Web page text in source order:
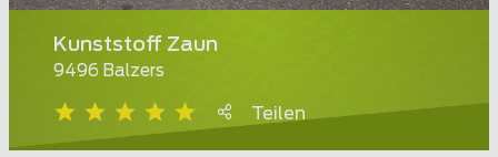
Kunststoff Zaun
9496 Balzers
Teilen